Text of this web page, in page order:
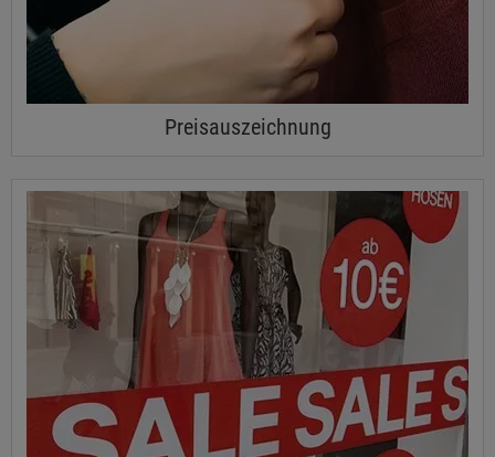
Preisauszeichnung